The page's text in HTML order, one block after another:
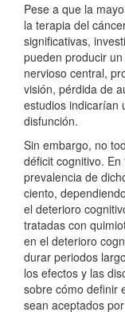
Pese a que la
la terapia del
significativas,
pueden producir
nervioso central,
visión, pérdida de
estudios indicarían
disfunción.
Sin embargo, no
déficit cognitivo.
prevalencia de
ciento,
el deterioro
tratadas con
en el deterioro
durar periodos
los efectos y las
sobre cómo definir
sean aceptados